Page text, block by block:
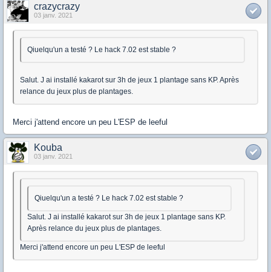
crazycrazy
03 janv. 2021
Qiuelqu'un a testé ? Le hack 7.02 est stable ?
Salut. J ai installé kakarot sur 3h de jeux 1 plantage sans KP. Après
relance du jeux plus de plantages.
Merci j'attend encore un peu L'ESP de leeful
Kouba
03 janv. 2021
Qiuelqu'un a testé ? Le hack 7.02 est stable ?
Salut. J ai installé kakarot sur 3h de jeux 1 plantage sans KP.
Après relance du jeux plus de plantages.
Merci j'attend encore un peu L'ESP de leeful